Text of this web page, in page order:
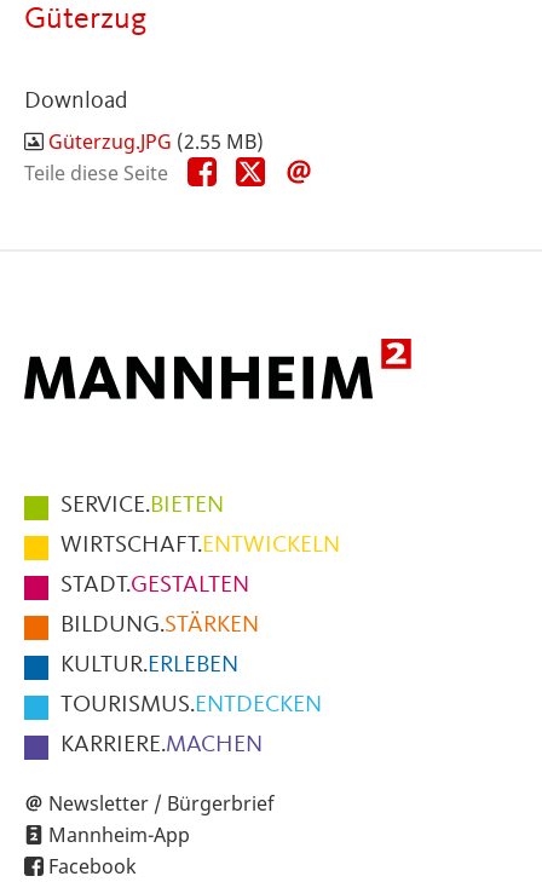
Güterzug
Download
Güterzug.JPG (2.55 MB)
Teile diese Seite
Teile
diese
Teile
diese
Hauptmenüpunkte
im
Fußbereich
der
Seite
SERVICE.BIETEN
WIRTSCHAFT.ENTWICKELN
STADT.GESTALTEN
BILDUNG.STÄRKEN
KULTUR.ERLEBEN
TOURISMUS.ENTDECKEN
KARRIERE.MACHEN
Newsletter / Bürgerbrief
Mannheim-App
Facebook